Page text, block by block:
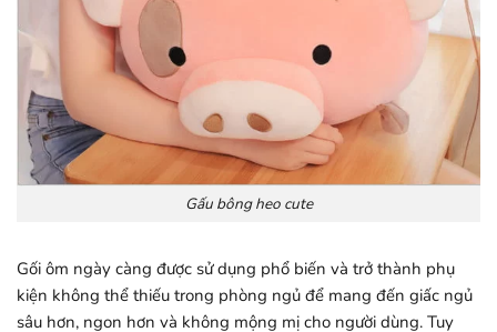
Gấu bông heo cute
Gối ôm ngày càng được sử dụng phổ biến và trở thành phụ
kiện không thể thiếu trong phòng ngủ để mang đến giấc ngủ
sâu hơn, ngon hơn và không mộng mị cho người dùng. Tuy